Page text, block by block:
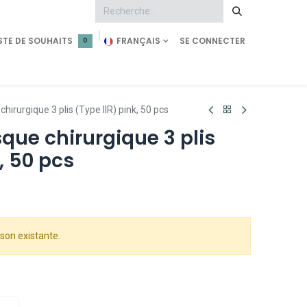
0
DE SOUHAITS FRANÇAIS SE CONNECTER
3 plis (Type IIR) pink, 50 pcs
chirurgique 3 plis
50 pcs
existante.